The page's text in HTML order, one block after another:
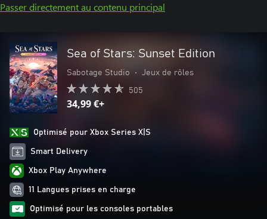
Passer directement au contenu principal
Sea of Stars: Sunset Edition
Sabotage Studio • Jeux de rôles
505
34,99 €+
Optimisé pour Xbox Series X|S
Smart Delivery
Xbox Play Anywhere
11 Langues prises en charge
Optimisé pour les consoles portables